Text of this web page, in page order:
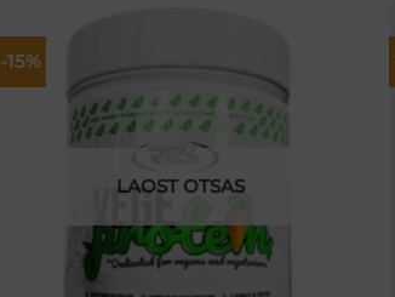
-15%
soovikorvi
LAOST OTSAS